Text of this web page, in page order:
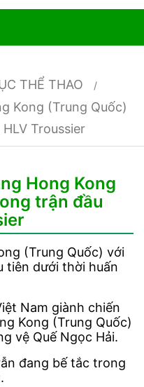
THỂ THAO
Kong (Trung Quốc)
Troussier
Hong Kong
trận đầu
(Trung Quốc) với
tiên dưới thời huấn
Nam giành chiến
Kong (Trung Quốc)
vệ Quế Ngọc Hải.
đang bế tắc trong